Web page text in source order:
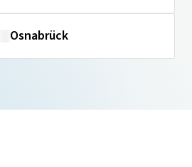
Osnabrück